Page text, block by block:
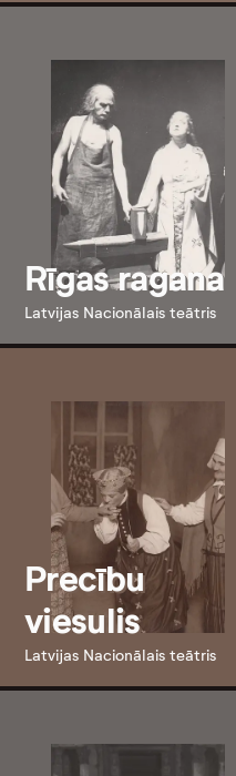
Rīgas ragana
Latvijas Nacionālais teātris
Precību
viesulis
Latvijas Nacionālais teātris